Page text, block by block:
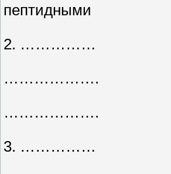
пептидными
2. ……………
……………….
……………….
3. ……………